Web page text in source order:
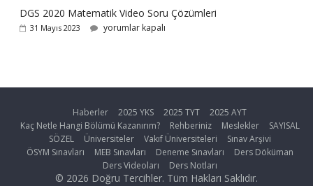
DGS 2020 Matematik Video Soru Çözümleri
31 Mayıs 2023 yorumlar kapalı
Haberler 2025 YKS 2025 TYT
2025 AYT
Kaç Netle Hangi Bölümü Kazanırım?
Rehberiniz Meslekler
SAYISAL
SÖZEL
Üniversiteler Vakıf Üniversiteleri
Sınav Arşivi
ÖSYM Sınavları
MEB Sınavları Deneme Sınavları
Ders Döküman
Ders Videoları
Ders Notları
© 2026 Doğru Tercihler. Tüm Hakları Saklıdır.